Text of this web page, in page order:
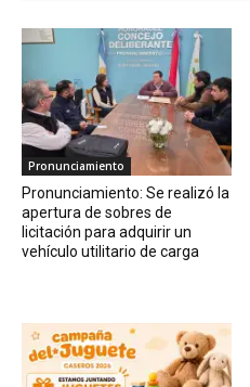
Pronunciamiento
Pronunciamiento: Se realizó la
apertura de sobres de
licitación para adquirir un
vehículo utilitario de carga